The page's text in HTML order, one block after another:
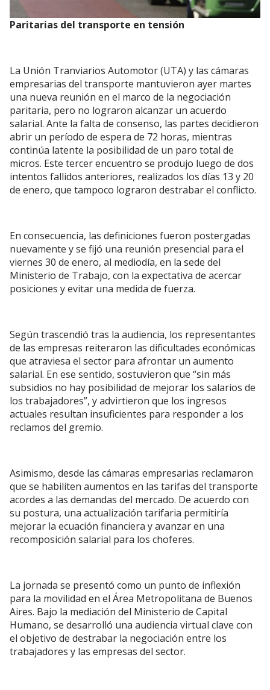
Paritarias del transporte en tensión
La Unión Tranviarios Automotor (UTA) y las cámaras
empresarias del transporte mantuvieron ayer martes
una nueva reunión en el marco de la negociación
paritaria, pero no lograron alcanzar un acuerdo
salarial. Ante la falta de consenso, las partes decidieron
abrir un período de espera de 72 horas, mientras
continúa latente la posibilidad de un paro total de
micros. Este tercer encuentro se produjo luego de dos
intentos fallidos anteriores, realizados los días 13 y 20
de enero, que tampoco lograron destrabar el conflicto.
En consecuencia, las definiciones fueron postergadas
nuevamente y se fijó una reunión presencial para el
viernes 30 de enero, al mediodía, en la sede del
Ministerio de Trabajo, con la expectativa de acercar
posiciones y evitar una medida de fuerza.
Según trascendió tras la audiencia, los representantes
de las empresas reiteraron las dificultades económicas
que atraviesa el sector para afrontar un aumento
salarial. En ese sentido, sostuvieron que “sin más
subsidios no hay posibilidad de mejorar los salarios de
los trabajadores”, y advirtieron que los ingresos
actuales resultan insuficientes para responder a los
reclamos del gremio.
Asimismo, desde las cámaras empresarias reclamaron
que se habiliten aumentos en las tarifas del transporte
acordes a las demandas del mercado. De acuerdo con
su postura, una actualización tarifaria permitiría
mejorar la ecuación financiera y avanzar en una
recomposición salarial para los choferes.
La jornada se presentó como un punto de inflexión
para la movilidad en el Área Metropolitana de Buenos
Aires. Bajo la mediación del Ministerio de Capital
Humano, se desarrolló una audiencia virtual clave con
el objetivo de destrabar la negociación entre los
trabajadores y las empresas del sector.